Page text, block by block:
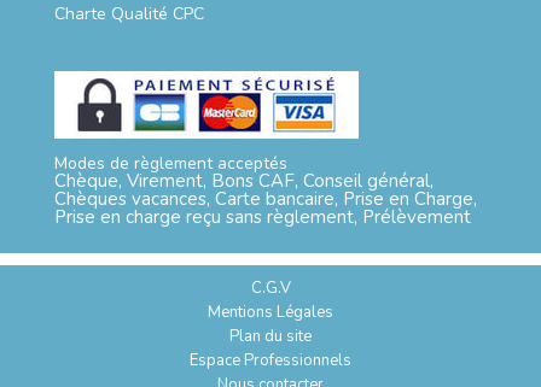
Charte Qualité CPC
Modes de règlement acceptés
Chèque, Virement, Bons CAF, Conseil général,
Chèques vacances, Carte bancaire, Prise en Charge,
Prise en charge reçu sans règlement, Prélèvement
C.G.V
Mentions Légales
Plan du site
Espace Professionnels